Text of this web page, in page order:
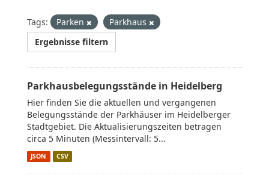
Tags: Parken
Parkhaus
Ergebnisse filtern
Parkhausbelegungsstände in Heidelberg
Hier finden Sie die aktuellen und vergangenen
Belegungsstände der Parkhäuser im Heidelberger
Stadtgebiet. Die Aktualisierungszeiten betragen
circa 5 Minuten (Messintervall: 5...
JSON CSV